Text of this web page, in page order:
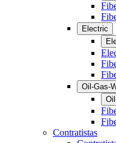
Electric
Oil-Gas-
Contratistas